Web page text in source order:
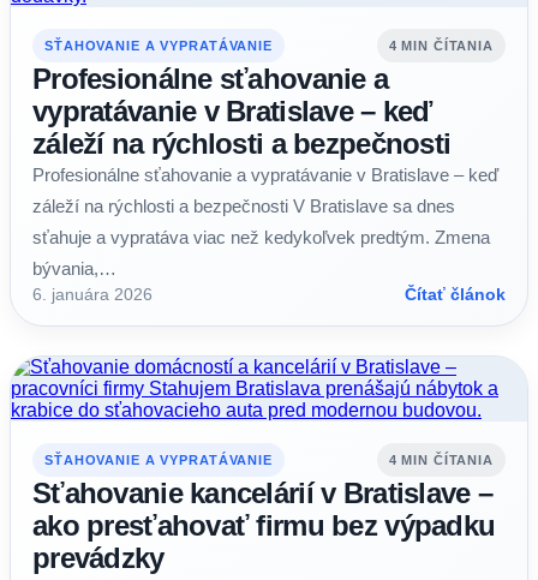
SŤAHOVANIE A VYPRATÁVANIE 4 MIN ČÍTANIA
Profesionálne sťahovanie a
vypratávanie v Bratislave – keď
záleží na rýchlosti a bezpečnosti
Profesionálne sťahovanie a vypratávanie v Bratislave – keď
záleží na rýchlosti a bezpečnosti V Bratislave sa dnes
sťahuje a vypratáva viac než kedykoľvek predtým. Zmena
bývania,…
6. januára 2026 Čítať článok
SŤAHOVANIE A VYPRATÁVANIE 4 MIN ČÍTANIA
Sťahovanie kancelárií v Bratislave –
ako presťahovať firmu bez výpadku
prevádzky